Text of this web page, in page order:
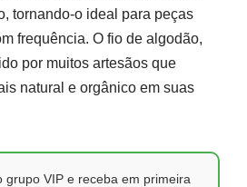
tornando-o ideal para peças
frequência. O fio de algodão,
por muitos artesãos que
natural e orgânico em suas
grupo VIP e receba em primeira